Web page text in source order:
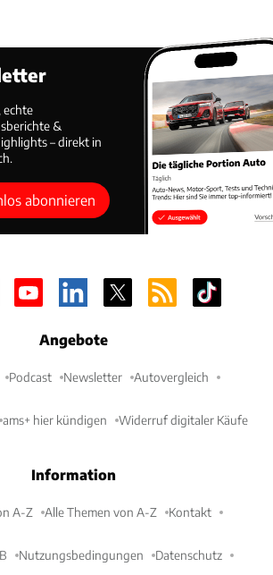
echte
&
– direkt in
abonnieren
Angebote
Podcast Newsletter Autovergleich
ams+ hier kündigen Widerruf digitaler Käufe
Information
A-Z Alle Themen von A-Z Kontakt
Nutzungsbedingungen Datenschutz